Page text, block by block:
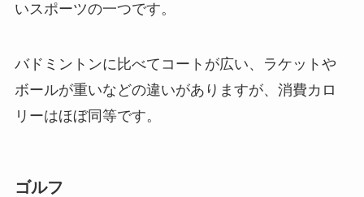
いスポーツの一つです。
バドミントンに比べてコートが広い、ラケットや
ボールが重いなどの違いがありますが、消費カロ
リーはほぼ同等です。
ゴルフ